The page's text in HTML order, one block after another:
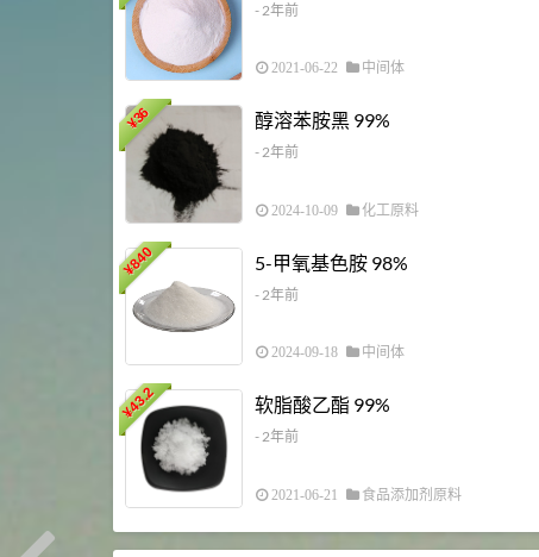
- 2年前
2021-06-22 中间体
¥
36 醇溶苯胺黑 99%
- 2年前
2024-10-09 化工原料
¥
840 5-甲氧基色胺 98%
- 2年前
2024-09-18 中间体
¥
43.2 软脂酸乙酯 99%
- 2年前
2021-06-21 食品添加剂原料